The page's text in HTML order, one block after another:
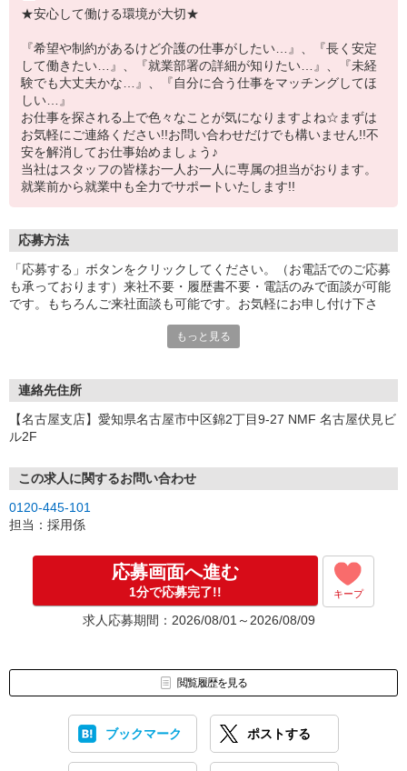
★安心して働ける環境が大切★
『希望や制約があるけど介護の仕事がしたい…』、『長く安定
して働きたい…』、『就業部署の詳細が知りたい…』、『未経
験でも大丈夫かな…』、『自分に合う仕事をマッチングしてほ
しい…』
お仕事を探される上で色々なことが気になりますよね☆まずは
お気軽にご連絡ください!!お問い合わせだけでも構いません!!不
安を解消してお仕事始めましょう♪
当社はスタッフの皆様お一人お一人に専属の担当がおります。
就業前から就業中も全力でサポートいたします!!
応募方法
「応募する」ボタンをクリックしてください。（お電話でのご応募
も承っております）来社不要・履歴書不要・電話のみで面談が可能
です。もちろんご来社面談も可能です。お気軽にお申し付け下さ
もっと見る
連絡先住所
【名古屋支店】愛知県名古屋市中区錦2丁目9-27 NMF 名古屋伏見ビ
ル2F
この求人に関するお問い合わせ
0120-445-101
担当：採用係
応募画面へ進む
1分で応募完了!! キープ
求人応募期間：2026/08/01～2026/08/09
閲覧履歴を見る
ブックマーク ポストする